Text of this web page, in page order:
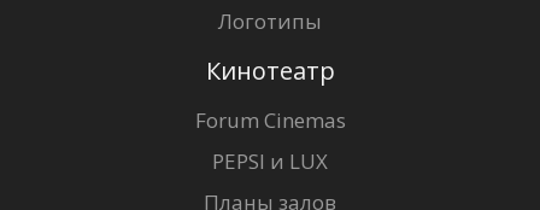
Логотипы
Кинотеатр
Forum Cinemas
PEPSI и LUX
Планы залов